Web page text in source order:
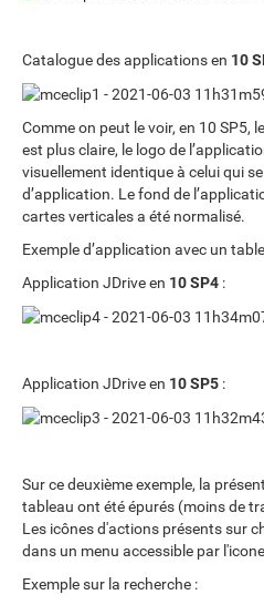
Catalogue des applications en 10
Comme on peut le voir, en 10 SP5,
est plus claire, le logo de
visuellement identique à celui qui
d’application. Le fond de
cartes verticales a été normalisé.
Exemple d’application avec un
Application JDrive en 10 SP4 :
Application JDrive en 10 SP5 :
Sur ce deuxième exemple, la
tableau ont été épurés (moins de
Les icônes d'actions présents sur
dans un menu accessible par
Exemple sur la recherche :